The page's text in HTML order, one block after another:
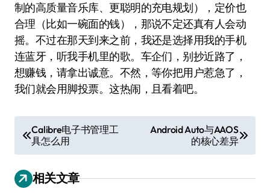
制的高质量音乐库、更聪明的充电规划），定价也
合理（比如一碗面的钱），那说不定还真有人会动
摇。不过在那天到来之前，我还是选择用我的手机
连蓝牙，听我手机里的歌。车企们，别抄近路了，
想赚钱，请拿出诚意。不然，等你把用户惹急了，
我们就会用脚投票。这热闹，且看着吧。
章
导
航
Calibre电子书管理工
具怎么用
Android Auto与AAOS
的核心差异
相关文章